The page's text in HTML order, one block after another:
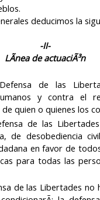
deducimos la
-II-
LÃ­nea de actuaciÃ³n
Defensa de las
y contra el
quien o quienes los
de las
de desobediencia
en favor de
para todas las
de las Libertades no